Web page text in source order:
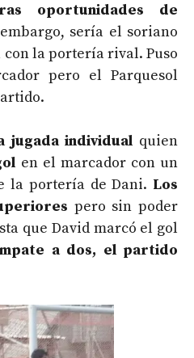
oportunidades de
sería el soriano
la portería rival. Puso
pero el Parquesol
jugada individual quien
en el marcador con un
la portería de Dani. Los
pero sin poder
que David marcó el gol
a dos, el partido